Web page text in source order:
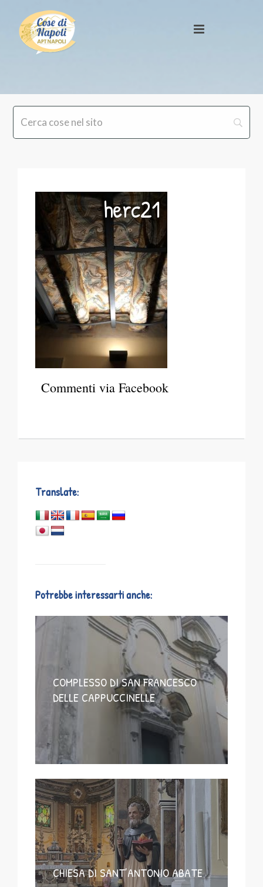
herc21
Commenti via Facebook
Translate:
Potrebbe interessarti anche:
COMPLESSO DI SAN FRANCESCO
DELLE CAPPUCCINELLE
CHIESA DI SANT’ANTONIO ABATE